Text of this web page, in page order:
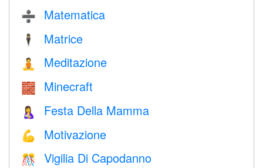
➗ Matematica
🕴️ Matrice
🧘 Meditazione
🧱 Minecraft
🤱 Festa Della Mamma
💪 Motivazione
🎊 Vigilia Di Capodanno